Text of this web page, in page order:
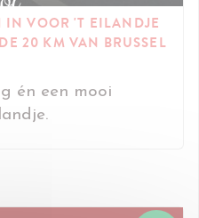
IN VOOR 'T EILANDJE
20 KM VAN BRUSSEL
én een mooi